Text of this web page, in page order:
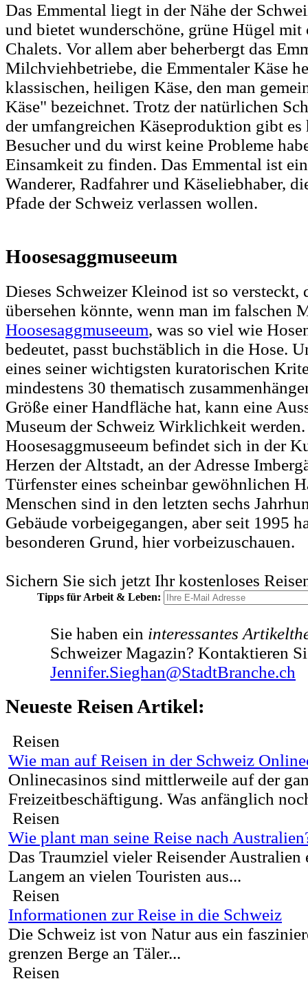
Das Emmental liegt in der Nähe der
und bietet wunderschöne, grüne Hügel mit
Chalets. Vor allem aber beherbergt das
Milchviehbetriebe, die Emmentaler Käse
klassischen, heiligen Käse, den man
Käse" bezeichnet. Trotz der natürlichen
der umfangreichen Käseproduktion gibt
Besucher und du wirst keine Probleme
Einsamkeit zu finden. Das Emmental ist
Wanderer, Radfahrer und Käseliebhaber,
Pfade der Schweiz verlassen wollen.
Hoosesaggmuseeum
Dieses Schweizer Kleinod ist so versteckt,
übersehen könnte, wenn man im falschen
Hoosesaggmuseeum, was so viel wie
bedeutet, passt buchstäblich in die Hose.
eines seiner wichtigsten kuratorischen
mindestens 30 thematisch
Größe einer Handfläche hat, kann eine
Museum der Schweiz Wirklichkeit werden.
Hoosesaggmuseeum befindet sich in der
Herzen der Altstadt, an der Adresse
Türfenster eines scheinbar gewöhnlichen
Menschen sind in den letzten sechs
Gebäude vorbeigegangen, aber seit 1995
besonderen Grund, hier vorbeizuschauen.
Sichern Sie sich jetzt Ihr kostenloses
Tipps für Arbeit & Leben:
Sie haben ein interessantes
Schweizer Magazin? Kontaktieren
Jennifer.Sieghan@StadtBranche.ch
Neueste Reisen Artikel:
Reisen
Wie man auf Reisen in der Schweiz
Onlinecasinos sind mittlerweile auf der
Freizeitbeschäftigung. Was anfänglich
Reisen
Wie plant man seine Reise nach
Das Traumziel vieler Reisender Australien
Langem an vielen Touristen aus...
Reisen
Informationen zur Reise in die Schweiz
Die Schweiz ist von Natur aus ein
grenzen Berge an Täler...
Reisen